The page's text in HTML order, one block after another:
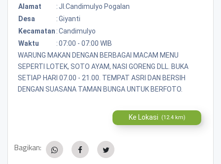
Alamat : Jl.candimulyo Pogalan
Desa
:Giyanti
Kecamatan :Candimulyo
Waktu
:07:00 - 07:00 WIB
WARUNG MAKAN DENGAN BERBAGAI MACAM MENU
SEPERTI LOTEK, SOTO AYAM, NASI GORENG DLL. BUKA
SETIAP HARI 07.00 - 21.00. TEMPAT ASRI DAN BERSIH
DENGAN SUASANA TAMAN BUNGA UNTUK BERFOTO.
Ke Lokasi (12.4 km)
Bagikan: